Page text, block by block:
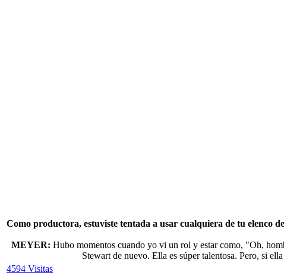
Como productora, estuviste tentada a usar cualquiera de tu elenco
MEYER: Hubo momentos cuando yo vi un rol y estar como, "Oh,
Stewart de nuevo. Ella es súper talentosa. Pero, si
4594 Visitas